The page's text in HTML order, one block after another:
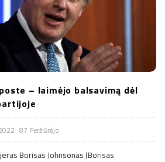
– laimėjo balsavimą dėl
87 Peržiūrėjo
Borisas Johnsonas (Borisas